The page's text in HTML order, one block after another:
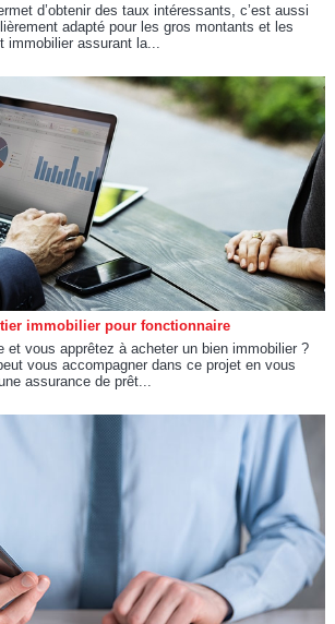
d’obtenir des taux intéressants, c’est aussi
adapté pour les gros montants et les
assurant la...
immobilier pour fonctionnaire
et vous apprêtez à acheter un bien immobilier ?
vous accompagner dans ce projet en vous
assurance de prêt...